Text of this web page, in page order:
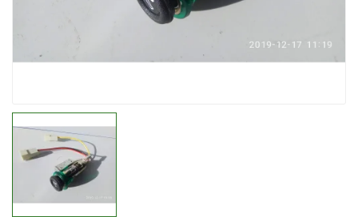
6699.00 ₴